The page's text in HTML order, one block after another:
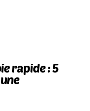
rapide : 5